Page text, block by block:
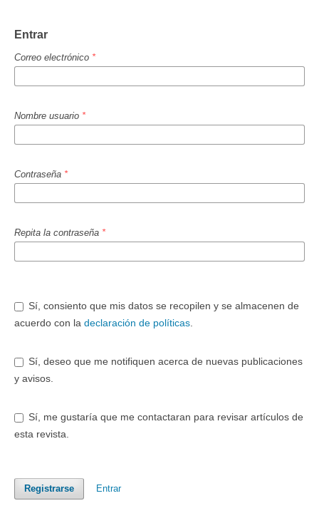
Entrar
Correo electrónico *
Nombre usuario *
Contraseña *
Repita la contraseña *
acuerdo con la declaración de políticas.
y avisos.
esta revista.
Registrarse Entrar